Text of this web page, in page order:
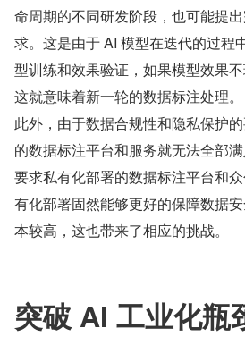
命周期的不同研发阶段，也可能提
求。这是由于 AI 模型在迭代的过程
型训练和效果验证，如果模型效果
这就意味着新一轮的数据标注处理。
此外，由于数据合规性和隐私保护
的数据标注平台和服务就无法全部
要求私有化部署的数据标注平台和
有化部署固然能够更好的保障数据
本较高，这也带来了相应的挑战。
突破 AI 工业化瓶